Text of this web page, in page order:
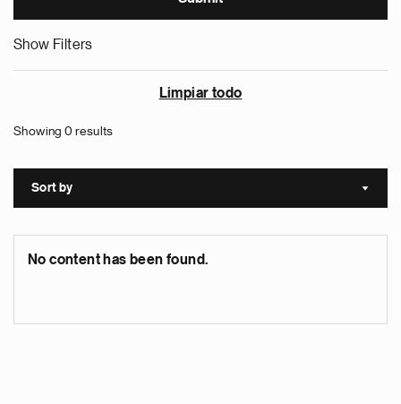
Show Filters
Limpiar todo
Showing 0 results
Sort by Sort
No content has been found.